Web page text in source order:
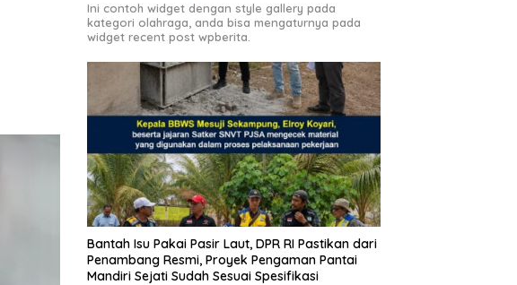
Ini contoh widget dengan style gallery pada
kategori olahraga, anda bisa mengaturnya pada
widget recent post wpberita.
Bantah Isu Pakai Pasir Laut, DPR RI Pastikan dari
Penambang Resmi, Proyek Pengaman Pantai
Mandiri Sejati Sudah Sesuai Spesifikasi